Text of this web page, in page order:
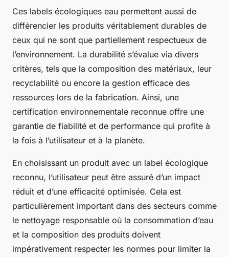
Ces labels écologiques eau permettent aussi de
différencier les produits véritablement durables de
ceux qui ne sont que partiellement respectueux de
l’environnement. La durabilité s’évalue via divers
critères, tels que la composition des matériaux, leur
recyclabilité ou encore la gestion efficace des
ressources lors de la fabrication. Ainsi, une
certification environnementale reconnue offre une
garantie de fiabilité et de performance qui profite à
la fois à l’utilisateur et à la planète.
En choisissant un produit avec un label écologique
reconnu, l’utilisateur peut être assuré d’un impact
réduit et d’une efficacité optimisée. Cela est
particulièrement important dans des secteurs comme
le nettoyage responsable où la consommation d’eau
et la composition des produits doivent
impérativement respecter les normes pour limiter la